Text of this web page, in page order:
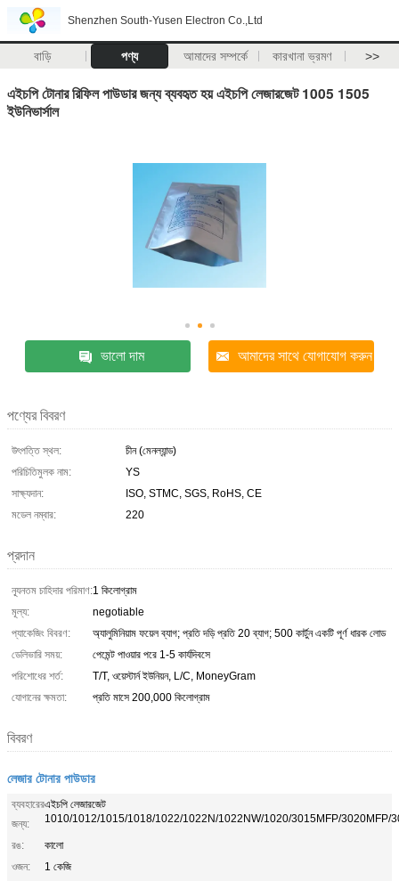
Shenzhen South-Yusen Electron Co.,Ltd
বাড়ি পণ্য আমাদের সম্পর্কে কারখানা ভ্রমণ >>
এইচপি টোনার রিফিল পাউডার জন্য ব্যবহৃত হয় এইচপি লেজারজেট 1005 1505
ইউনিভার্সাল
ভালো দাম আমাদের সাথে যোগাযোগ করুন
পণ্যের বিবরণ
উৎপত্তি স্থল:
চীন (মেনল্যান্ড)
পরিচিতিমুলক নাম:
YS
সাক্ষ্যদান:
ISO, STMC, SGS, RoHS, CE
মডেল নম্বার:
220
প্রদান
ন্যূনতম চাহিদার পরিমাণ:1 কিলোগ্রাম
মূল্য:
negotiable
প্যাকেজিং বিবরণ:
অ্যালুমিনিয়াম ফয়েল ব্যাগ; প্রতি দড়ি প্রতি 20 ব্যাগ; 500 কার্টুন একটি পূর্ণ ধারক লোড
ডেলিভারি সময়:
পেমেন্ট পাওয়ার পরে 1-5 কার্যদিবসে
পরিশোধের শর্ত:
T/T, ওয়েস্টার্ন ইউনিয়ন, L/C, MoneyGram
যোগানের ক্ষমতা:
প্রতি মাসে 200,000 কিলোগ্রাম
বিবরণ
লেজার টোনার পাউডার
ব্যবহারের
জন্য:
এইচপি লেজারজেট
1010/1012/1015/1018/1022/1022N/1022NW/1020/3015MFP/3020MFP/
রঙ:
কালো
ওজন:
1 কেজি